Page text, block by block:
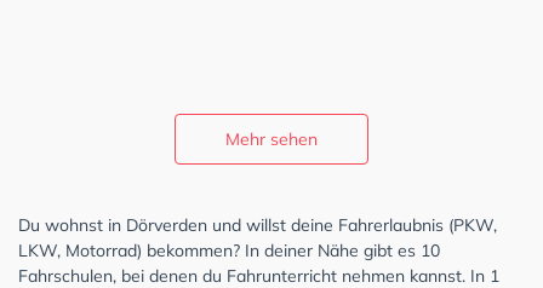
Mehr sehen
Du wohnst in Dörverden und willst deine Fahrerlaubnis (PKW,
LKW, Motorrad) bekommen? In deiner Nähe gibt es 10
Fahrschulen, bei denen du Fahrunterricht nehmen kannst. In 1